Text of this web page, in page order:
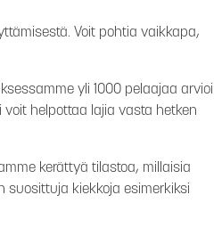
Voit pohtia vaikkapa,
yli 1000 pelaajaa arvioi
helpottaa lajia vasta hetken
kerättyä tilastoa, millaisia
suosittuja kiekkoja esimerkiksi